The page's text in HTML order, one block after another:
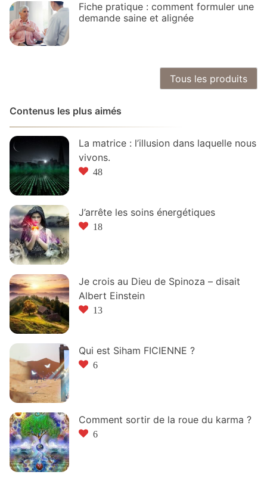
Fiche pratique : comment formuler une
demande saine et alignée
Tous les produits
Contenus les plus aimés
La matrice : l’illusion dans laquelle nous
vivons.
48
J’arrête les soins énergétiques
18
Je crois au Dieu de Spinoza – disait
Albert Einstein
13
Qui est Siham FICIENNE ?
6
Comment sortir de la roue du karma ?
6